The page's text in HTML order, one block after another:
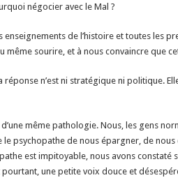
négocier avec le Mal ?
de l’histoire et toutes les
même sourire, et à nous convaincre que
réponse n’est ni stratégique ni politique.
même pathologie. Nous, les gens
psychopathe de nous épargner, de
est impitoyable, nous avons
une petite voix douce et